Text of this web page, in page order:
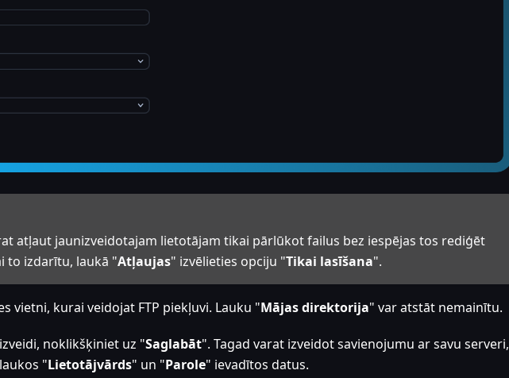
atļaut jaunizveidotajam lietotājam tikai pārlūkot failus bez iespējas tos rediģēt
to izdarītu, laukā "Atļaujas" izvēlieties opciju "Tikai lasīšana".
vietni, kurai veidojat FTP piekļuvi. Lauku "Mājas direktorija" var atstāt nemainītu.
noklikšķiniet uz "Saglabāt". Tagad varat izveidot savienojumu ar savu serveri,
"Lietotājvārds" un "Parole" ievadītos datus.